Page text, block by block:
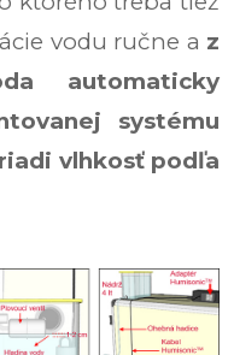
vodu ručne a z
automaticky
systému
vlhkosť podľa